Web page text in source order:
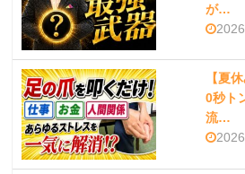
が…
【夏
0秒ト
流…